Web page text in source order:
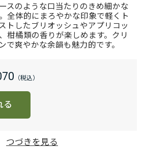
スのような口当たりのきめ細かな
全体的にまろやかな印象で軽くト
トしたブリオッシュやアプリコッ
柑橘類の香りが楽しめます。クリ
で爽やかな余韻も魅力的です。
る
つづきを見る